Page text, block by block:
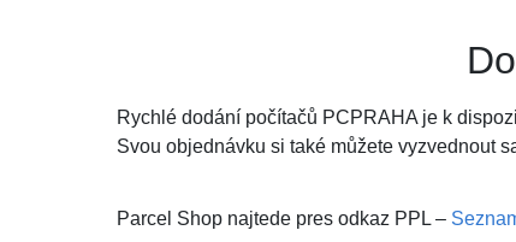
Rychlé dodání počítačů PCPRAHA je k
Svou objednávku si také můžete vyzvednout
Parcel Shop najtede pres odkaz PPL –